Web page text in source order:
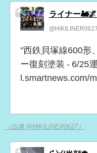
ライナー
@HIKILINER0627
"西鉄貝塚線600形
ー復刻塗装 - 6/25
l.smartnews.com/
（出典 @HIKILINER0627）